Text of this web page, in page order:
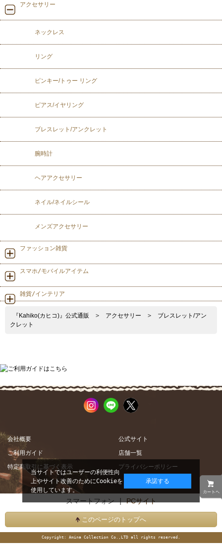
アクセサリー
ネックレス
リング
ピンキー/トゥー リング
ピアス/イヤリング
ブレスレット/アンクレット
腕時計
ヘアアクセサリー
ネイル/ネイルシール
メンズアクセサリー
ファッション雑貨
スマホ/モバイルアイテム
雑貨/インテリア
『Kahiko(カヒコ)』公式通販 > アクセサリー >
ブレスレット/アン
クレット
会社概要
公式サイト
ご利用ガイド
店舗一覧
特定商取引に基づく表示
プライバシーポリシー
スマートフォン |PCサイト
このページのトップへ
Copyright: Amina Collection Co.,LTD all rights reserved.
当サイトではユーザーの利便性向
上やサイト改善のためにCookieを
使用しています。
承諾する